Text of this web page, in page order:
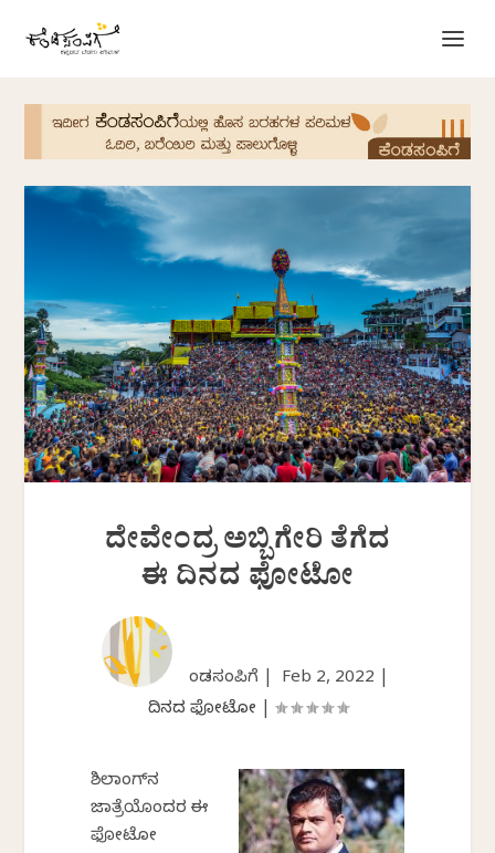
ದೇವೇಂದ್ರ ಅಬ್ಬಿಗೇರಿ ತೆಗೆದ
ಈ ದಿನದ ಫೋಟೋ
ಕೆಂಡಸಂಪಿಗೆ | Feb 2, 2022
ದಿನದ ಫೋಟೋ
ಶಿಲಾಂಗ್‌ನ
ಜಾತ್ರೆಯೊಂದರ ಈ
ಫೋಟೋ